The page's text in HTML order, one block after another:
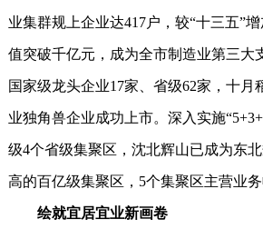
业集群规上企业达417户，较“十三五”
值突破千亿元，成为全市制造业第三大
国家级龙头企业17家、省级62家，十月
业独角兽企业成功上市。深入实施
级4个省级集聚区，沈北辉山已成为东
高的百亿级集聚区，5个集聚区主营业务
绘就宜居宜业新画卷